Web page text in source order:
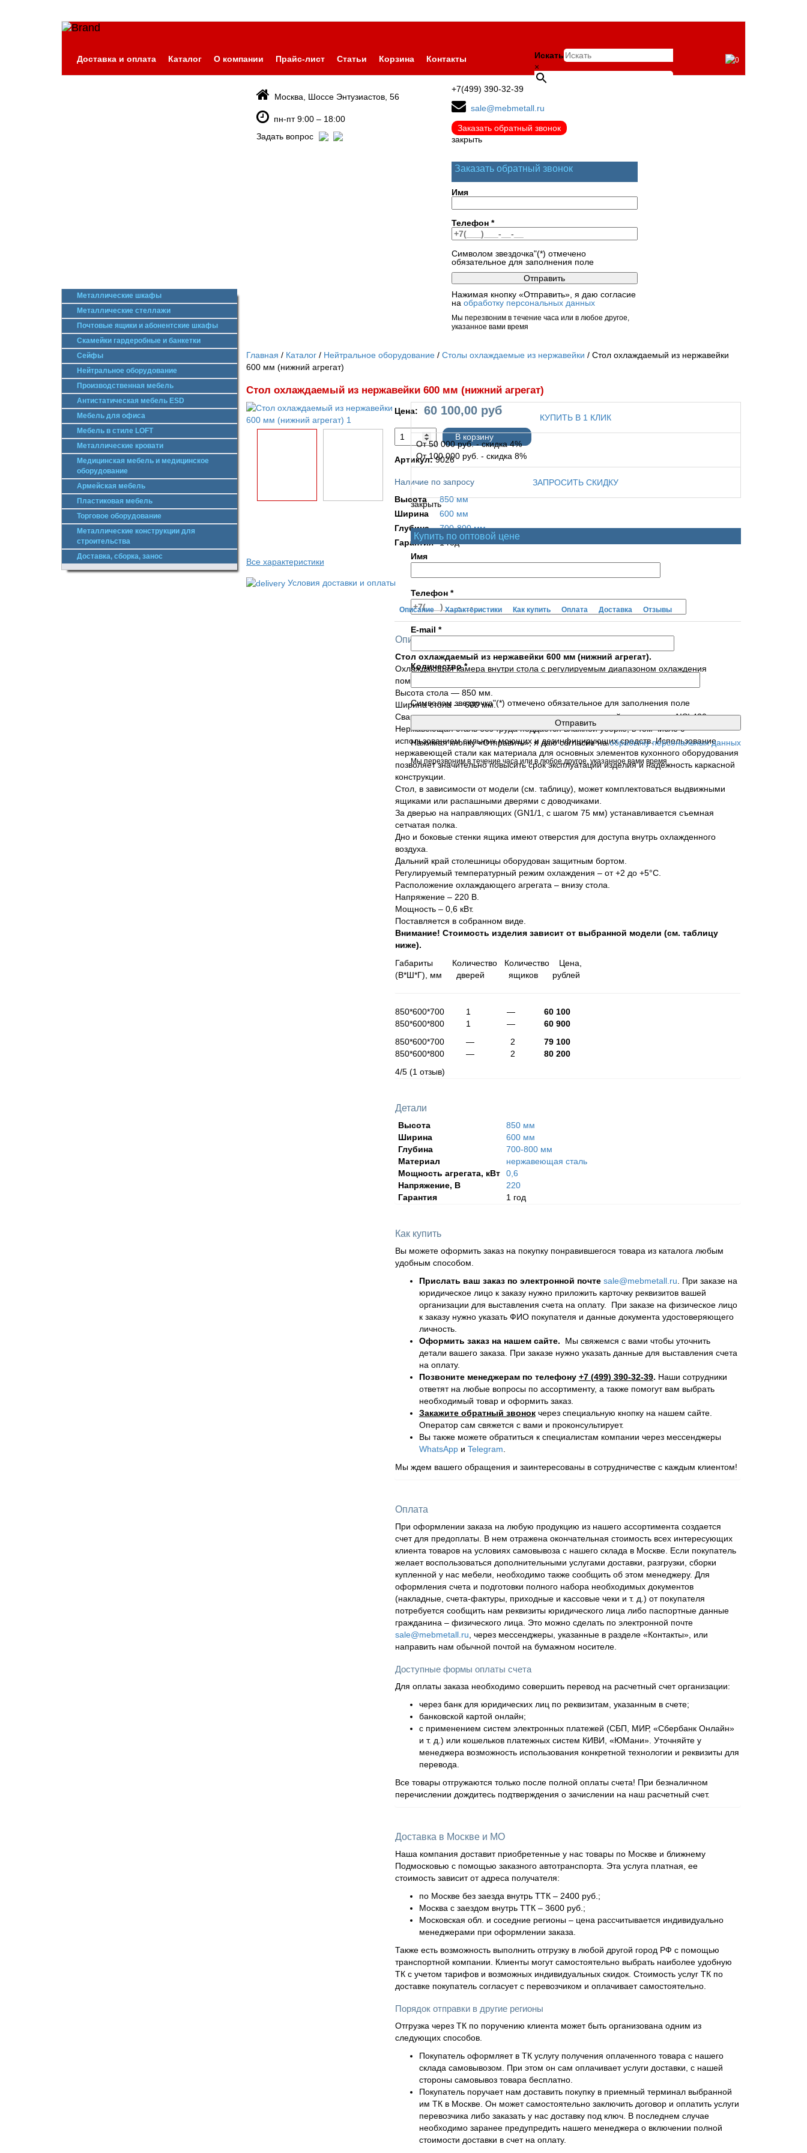
Доставка и оплата Каталог О компании Прайс-лист Статьи Корзина Контакты
Искать
×
0
Москва, Шоссе Энтузиастов, 56
пн-пт 9:00 – 18:00
Задать вопрос
+7(499) 390-32-39
sale@mebmetall.ru
Заказать обратный звонок
закрыть
Заказать обратный звонок
Имя
Телефон *
Символом звездочка"(*) отмечено
обязательное для заполнения поле
Нажимая кнопку «Отправить», я даю согласие
на обработку персональных данных
Мы перезвоним в течение часа или в любое другое,
указанное вами время
Металлические шкафы
Металлические стеллажи
Почтовые ящики и абонентские шкафы
Скамейки гардеробные и банкетки
Сейфы
Нейтральное оборудование
Производственная мебель
Антистатическая мебель ESD
Мебель для офиса
Мебель в стиле LOFT
Металлические кровати
Медицинская мебель и медицинское
оборудование
Армейская мебель
Пластиковая мебель
Торговое оборудование
Металлические конструкции для
строительства
Доставка, сборка, занос
Главная Каталог Нейтральное оборудование Столы охлаждаемые из нержавейки
Стол охлаждаемый из нержавейки
600 мм (нижний агрегат)
Стол охлаждаемый из нержавейки 600 мм (нижний агрегат)
Цена: 60 100,00 руб
В корзину
КУПИТЬ В 1 КЛИК
От 50 000 руб. - скидка 4%
От 100 000 руб. - скидка 8%
ЗАПРОСИТЬ СКИДКУ
закрыть
Купить по оптовой цене
Имя
Телефон *
E-mail *
Количество*
Символом звездочка"(*) отмечено обязательное для заполнения поле
Нажимая кнопку «Отправить», я даю согласие наобработку персональных данных
Мы перезвоним в течение часа или в любое другое, указанное вами время
Артикул:9026
Наличие по запросу
Высота
850 мм
Ширина
600 мм
Глубина
700-800 мм
Гарантия
1 год
Все характеристики
Условия доставки и оплаты
Описание Характеристики Как купить Оплата Доставка Отзывы
Описание товара
Стол охлаждаемый из нержавейки 600 мм (нижний агрегат).
Охлаждающая камера внутри стола с регулируемым диапазоном охлаждения
поможет сохранить готовую продукцию и ингредиенты.
Высота стола — 850 мм.
Ширина стола — 600 мм.
Сварная конструкция стола выполнена из нержавеющей стали марки AISI 430.
Нержавеющая сталь без труда поддается влажной уборке, в том числе с
использованием сильных моющих и дезинфицирующих средств. Использование
нержавеющей стали как материала для основных элементов кухонного оборудования
позволяет значительно повысить срок эксплуатации изделия и надежность каркасной
конструкции.
Стол, в зависимости от модели (см. таблицу), может комплектоваться выдвижными
ящиками или распашными дверями с доводчиками.
За дверью на направляющих (GN1/1, с шагом 75 мм) устанавливается съемная
сетчатая полка.
Дно и боковые стенки ящика имеют отверстия для доступа внутрь охлажденного
воздуха.
Дальний край столешницы оборудован защитным бортом.
Регулируемый температурный режим охлаждения – от +2 до +5°С.
Расположение охлаждающего агрегата – внизу стола.
Напряжение – 220 В.
Мощность – 0,6 кВт.
Поставляется в собранном виде.
Внимание! Стоимость изделия зависит от выбранной модели (см. таблицу
ниже).
Габариты Количество Количество Цена,
(В*Ш*Г), мм дверей ящиков рублей
850*600*700 1 — 60 100
850*600*800 1 — 60 900
850*600*700 — 2 79 100
850*600*800 — 2 80 200
4/5 (1 отзыв)
Детали
Высота
850 мм
Ширина
600 мм
Глубина
700-800 мм
Материал
нержавеющая сталь
Мощность агрегата, кВт
0,6
Напряжение, В
220
Гарантия
1 год
Как купить
Вы можете оформить заказ на покупку понравившегося товара из каталога любым
удобным способом.
Прислать ваш заказ по электронной почте sale@mebmetall.ru. При заказе на
юридическое лицо к заказу нужно приложить карточку реквизитов вашей
организации для выставления счета на оплату. При заказе на физическое лицо
к заказу нужно указать ФИО покупателя и данные документа удостоверяющего
личность.
Оформить заказ на нашем сайте. Мы свяжемся с вами чтобы уточнить
детали вашего заказа. При заказе нужно указать данные для выставления счета
на оплату.
Позвоните менеджерам по телефону +7 (499) 390-32-39. Наши сотрудники
ответят на любые вопросы по ассортименту, а также помогут вам выбрать
необходимый товар и оформить заказ.
Закажите обратный звонокчерез специальную кнопку на нашем сайте.
Оператор сам свяжется с вами и проконсультирует.
Вы также можете обратиться к специалистам компании через мессенджеры
WhatsAppи Telegram.
Мы ждем вашего обращения и заинтересованы в сотрудничестве с каждым клиентом!
Оплата
При оформлении заказа на любую продукцию из нашего ассортимента создается
счет для предоплаты. В нем отражена окончательная стоимость всех интересующих
клиента товаров на условиях самовывоза с нашего склада в Москве. Если покупатель
желает воспользоваться дополнительными услугами доставки, разгрузки, сборки
купленной у нас мебели, необходимо также сообщить об этом менеджеру. Для
оформления счета и подготовки полного набора необходимых документов
(накладные, счета-фактуры, приходные и кассовые чеки и т. д.) от покупателя
потребуется сообщить нам реквизиты юридического лица либо паспортные данные
гражданина – физического лица. Это можно сделать по электронной почте
sale@mebmetall.ru, через мессенджеры, указанные в разделе «Контакты», или
направить нам обычной почтой на бумажном носителе.
Доступные формы оплаты счета
Для оплаты заказа необходимо совершить перевод на расчетный счет организации:
через банк для юридических лиц по реквизитам, указанным в счете;
банковской картой онлайн;
с применением систем электронных платежей (СБП, МИР, «Сбербанк Онлайн»
и т. д.) или кошельков платежных систем КИВИ, «ЮМани». Уточняйте у
менеджера возможность использования конкретной технологии и реквизиты для
перевода.
Все товары отгружаются только после полной оплаты счета! При безналичном
перечислении дождитесь подтверждения о зачислении на наш расчетный счет.
Доставка в Москве и МО
Наша компания доставит приобретенные у нас товары по Москве и ближнему
Подмосковью с помощью заказного автотранспорта. Эта услуга платная, ее
стоимость зависит от адреса получателя:
по Москве без заезда внутрь ТТК – 2400 руб.;
Москва с заездом внутрь ТТК – 3600 руб.;
Московская обл. и соседние регионы – цена рассчитывается индивидуально
менеджерами при оформлении заказа.
Также есть возможность выполнить отгрузку в любой другой город РФ с помощью
транспортной компании. Клиенты могут самостоятельно выбрать наиболее удобную
ТК с учетом тарифов и возможных индивидуальных скидок. Стоимость услуг ТК по
доставке покупатель согласует с перевозчиком и оплачивает самостоятельно.
Порядок отправки в другие регионы
Отгрузка через ТК по поручению клиента может быть организована одним из
следующих способов.
Покупатель оформляет в ТК услугу получения оплаченного товара с нашего
склада самовывозом. При этом он сам оплачивает услуги доставки, с нашей
стороны самовывоз товара бесплатно.
Покупатель поручает нам доставить покупку в приемный терминал выбранной
им ТК в Москве. Он может самостоятельно заключить договор и оплатить услуги
перевозчика либо заказать у нас доставку под ключ. В последнем случае
необходимо заранее предупредить нашего менеджера о включении полной
стоимости доставки в счет на оплату.